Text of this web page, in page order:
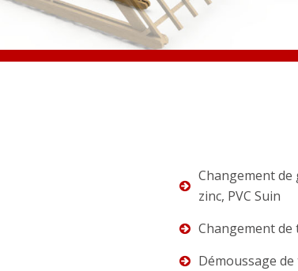
Changement
zinc, PVC Suin
Changement
Démoussage